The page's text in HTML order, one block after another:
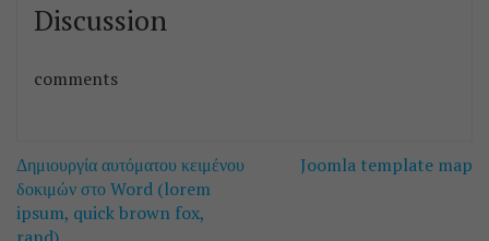
Discussion
comments
Post
navigation
Δημιουργία αυτόματου κειμένου
δοκιμών στο Word (lorem
ipsum, quick brown fox,
Joomla template map